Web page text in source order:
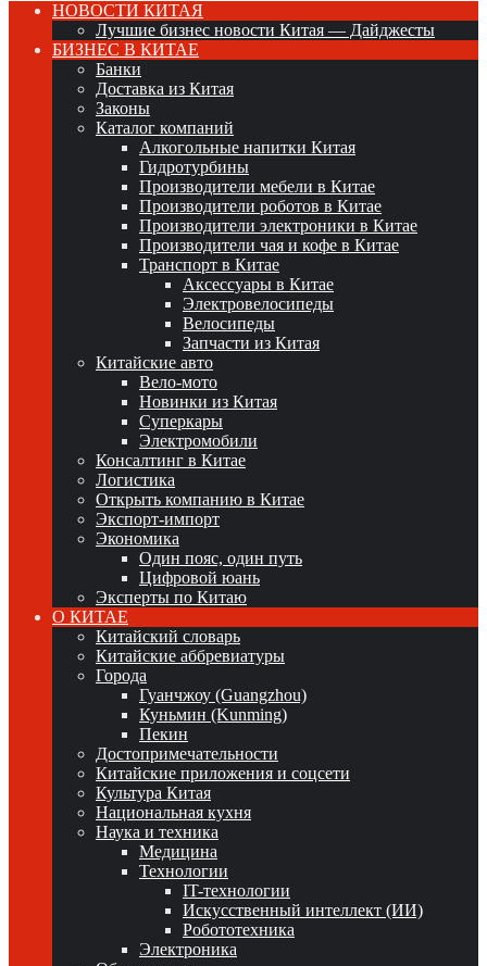
НОВОСТИ КИТАЯ
Лучшие бизнес новости Китая — Дайджесты
БИЗНЕС В КИТАЕ
Банки
Доставка из Китая
Законы
Каталог компаний
Алкогольные напитки Китая
Гидротурбины
Производители мебели в Китае
Производители роботов в Китае
Производители электроники в Китае
Производители чая и кофе в Китае
Транспорт в Китае
Аксессуары в Китае
Электровелосипеды
Велосипеды
Запчасти из Китая
Китайские авто
Вело-мото
Новинки из Китая
Суперкары
Электромобили
Консалтинг в Китае
Логистика
Открыть компанию в Китае
Экспорт-импорт
Экономика
Один пояс, один путь
Цифровой юань
Эксперты по Китаю
О КИТАЕ
Китайский словарь
Китайские аббревиатуры
Города
Гуанчжоу (Guangzhou)
Куньмин (Kunming)
Пекин
Достопримечательности
Китайские приложения и соцсети
Культура Китая
Национальная кухня
Наука и техника
Медицина
Технологии
IT-технологии
Искусственный интеллект (ИИ)
Робототехника
Электроника